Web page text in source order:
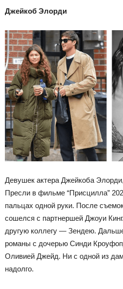
Джейкоб Элорди
Девушек актера Джейкоба
Пресли в фильме “Присцилла”
пальцах одной руки. После
сошелся с партнершей Джоуи
другую коллегу — Зендею.
романы с дочерью Синди
Оливией Джейд. Ни с одной из
надолго.